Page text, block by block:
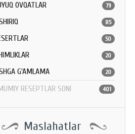
OVQATLAR 79
85
50
20
G'AMLAMA 20
RESEPTLAR SONI 401
Maslahatlar